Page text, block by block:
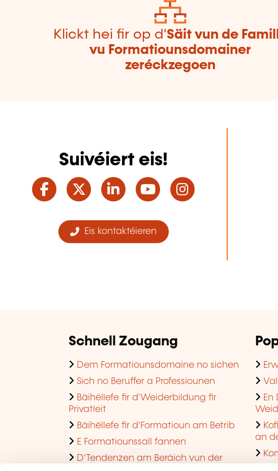
Klickt hei fir op d'Säit vun de
vu Formatiounsdomainer
zeréckzegoen
Suivéiert eis!
Facebook
TwitterLinkedInYouTube
Eis kontaktéieren
Schnell Zougang
Dem Formatiounsdomaine no sichen
Sich no Beruffer a Professiounen
Bäihëllefe fir d'Weiderbildung fir
Privatleit
Bäihëllefe fir d'Formatioun am Betrib
E Formatiounssall fannen
D'Tendenzen am Beräich vun der
an